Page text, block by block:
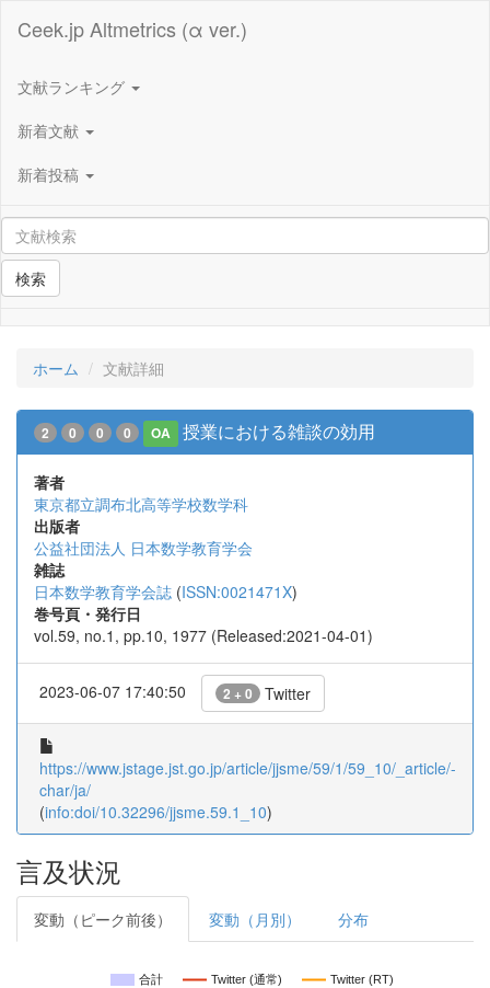
Ceek.jp Altmetrics (α ver.)
文献ランキング
新着文献
新着投稿
検索
ホーム 文献詳細
2 0 0 0 OA 授業における雑談の効用
著者
東京都立調布北高等学校数学科
出版者
公益社団法人 日本数学教育学会
雑誌
日本数学教育学会誌 (ISSN:0021471X)
巻号頁・発行日
vol.59, no.1, pp.10, 1977 (Released:2021-04-01)
2023-06-07 17:40:50 2 + 0 Twitter
https://www.jstage.jst.go.jp/article/jjsme/59/1/59_10/_article/-
char/ja/
(info:doi/10.32296/jjsme.59.1_10)
言及状況
変動（ピーク前後） 変動（月別） 分布
合計 Twitter (通常) Twitter (RT)